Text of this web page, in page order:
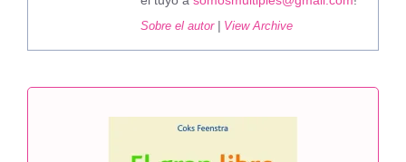
Sobre el autor| View Archive